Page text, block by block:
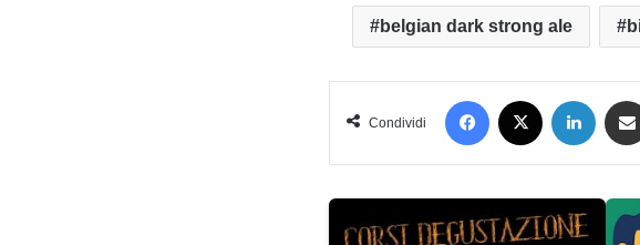
belgian dark strong ale
Condividi
Facebook LinkedIn